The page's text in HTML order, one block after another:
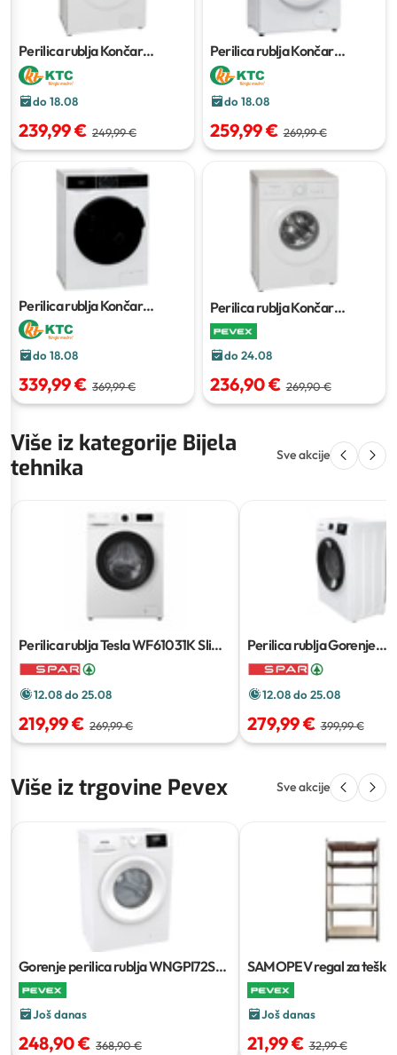
Perilica rublja Končar
PR105ME04
do 18.08
239,99 € 249,99 €
Perilica rublja Končar
PR106ME04
do 18.08
259,99 € 269,99 €
Perilica rublja Končar
PR147MAINV
do 18.08
339,99 € 369,99 €
Perilica rublja Končar
PR105ME04INV
do 24.08
236,90 € 269,90 €
Više iz kategorije Bijela
tehnika
Sve akcije
Perilica rublja Tesla WF61031K Slim
kom
12.08 do 25.08
219,99 € 269,99 €
Perilica rublja Gorenje
W3NGPI72SBS
12.08 do 25.08
279,99 € 399,99 €
Više iz trgovine Pevex Sve akcije
Gorenje perilica rublja WNGPI72SBS
7 kg
Još danas
248,90 € 368,90 €
SAMOPEV regal za teški
Još danas
21,99 € 32,99 €